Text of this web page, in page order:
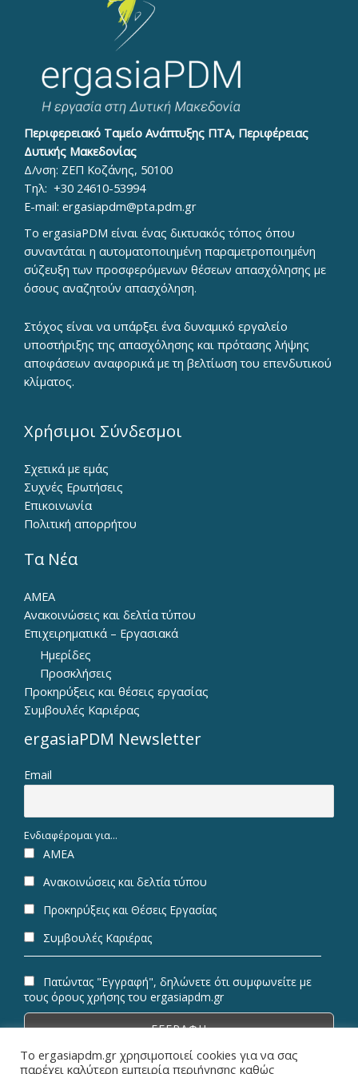
Περιφερειακό Ταμείο Ανάπτυξης ΠΤΑ, Περιφέρειας
Δυτικής Μακεδονίας
Δ/νση: ΖΕΠ Κοζάνης, 50100
Τηλ: +30 24610-53994
E-mail: ergasiapdm@pta.pdm.gr
To ergasiaPDM είναι ένας δικτυακός τόπος όπου
συναντάται η αυτοματοποιημένη παραμετροποιημένη
σύζευξη των προσφερόμενων θέσεων απασχόλησης με
όσους αναζητούν απασχόληση.
Στόχος είναι να υπάρξει ένα δυναμικό εργαλείο
υποστήριξης της απασχόλησης και πρότασης λήψης
αποφάσεων αναφορικά με τη βελτίωση του επενδυτικού
κλίματος.
Χρήσιμοι Σύνδεσμοι
Σχετικά με εμάς
Συχνές Ερωτήσεις
Επικοινωνία
Πολιτική απορρήτου
Τα Νέα
ΑΜΕΑ
Ανακοινώσεις και δελτία τύπου
Επιχειρηματικά – Εργασιακά
Ημερίδες
Προσκλήσεις
Προκηρύξεις και θέσεις εργασίας
Συμβουλές Καριέρας
ergasiaPDM Newsletter
Email
Ενδιαφέρομαι για...
ΑΜΕΑ
Ανακοινώσεις και δελτία τύπου
Προκηρύξεις και Θέσεις Εργασίας
Συμβουλές Καριέρας
Πατώντας "Εγγραφή", δηλώνετε ότι συμφωνείτε με
τους όρους χρήσης του ergasiapdm.gr
Το ergasiapdm.gr χρησιμοποιεί cookies για να σας
παρέχει καλύτερη εμπειρία περιήγησης καθώς